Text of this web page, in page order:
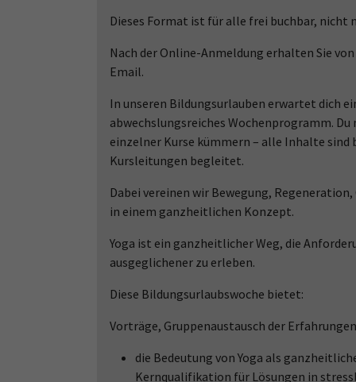
Dieses Format ist für alle frei buchbar, nicht
Nach der Online-Anmeldung erhalten Sie
Email.
In unseren Bildungsurlauben erwartet dich
abwechslungsreiches Wochenprogramm.
einzelner Kurse kümmern – alle Inhalte
Kursleitungen begleitet.
Dabei vereinen wir Bewegung,
in einem ganzheitlichen Konzept.
Yoga ist ein ganzheitlicher Weg, die
ausgeglichener zu erleben.
Diese Bildungsurlaubswoche bietet:
Vorträge, Gruppenaustausch der
die Bedeutung von Yoga als
Kernqualifikation für Lösungen in